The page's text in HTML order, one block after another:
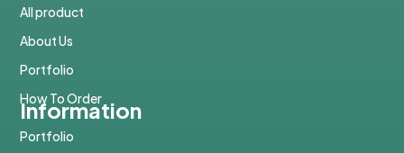
All product
About Us
Portfolio
How To Order
Information
Portfolio